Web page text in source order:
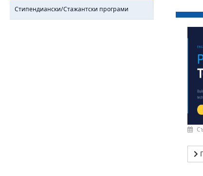
Стипендиански/Стажантски програми